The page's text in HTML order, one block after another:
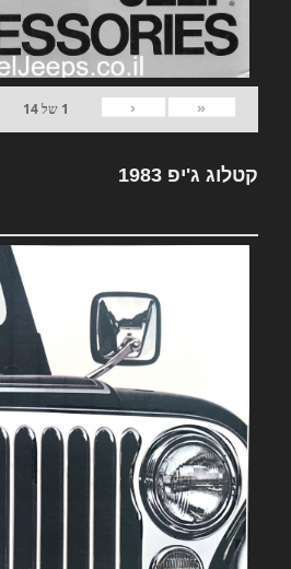
«
‹
1 של14
קטלוג ג'יפ 1983